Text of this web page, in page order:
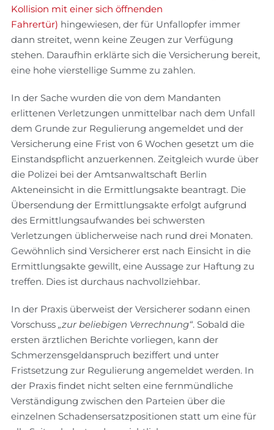
Kollision mit einer sich öffnenden
Fahrertür) hingewiesen, der für Unfallopfer immer
dann streitet, wenn keine Zeugen zur Verfügung
stehen. Daraufhin erklärte sich die Versicherung bereit,
eine hohe vierstellige Summe zu zahlen.
In der Sache wurden die von dem Mandanten
erlittenen Verletzungen unmittelbar nach dem Unfall
dem Grunde zur Regulierung angemeldet und der
Versicherung eine Frist von 6 Wochen gesetzt um die
Einstandspflicht anzuerkennen. Zeitgleich wurde über
die Polizei bei der Amtsanwaltschaft Berlin
Akteneinsicht in die Ermittlungsakte beantragt. Die
Übersendung der Ermittlungsakte erfolgt aufgrund
des Ermittlungsaufwandes bei schwersten
Verletzungen üblicherweise nach rund drei Monaten.
Gewöhnlich sind Versicherer erst nach Einsicht in die
Ermittlungsakte gewillt, eine Aussage zur Haftung zu
treffen. Dies ist durchaus nachvollziehbar.
In der Praxis überweist der Versicherer sodann einen
Vorschuss„zur beliebigen Verrechnung“. Sobald die
ersten ärztlichen Berichte vorliegen, kann der
Schmerzensgeldanspruch beziffert und unter
Fristsetzung zur Regulierung angemeldet werden. In
der Praxis findet nicht selten eine fernmündliche
Verständigung zwischen den Parteien über die
einzelnen Schadensersatzpositionen statt um eine für